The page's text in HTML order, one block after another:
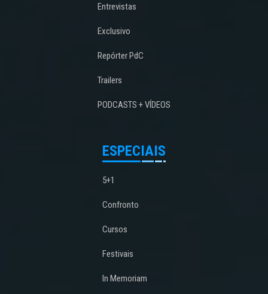
Entrevistas
Exclusivo
Repórter PdC
Trailers
PODCASTS + VÍDEOS
ESPECIAIS
5+1
Confronto
Cursos
Festivais
In Memoriam